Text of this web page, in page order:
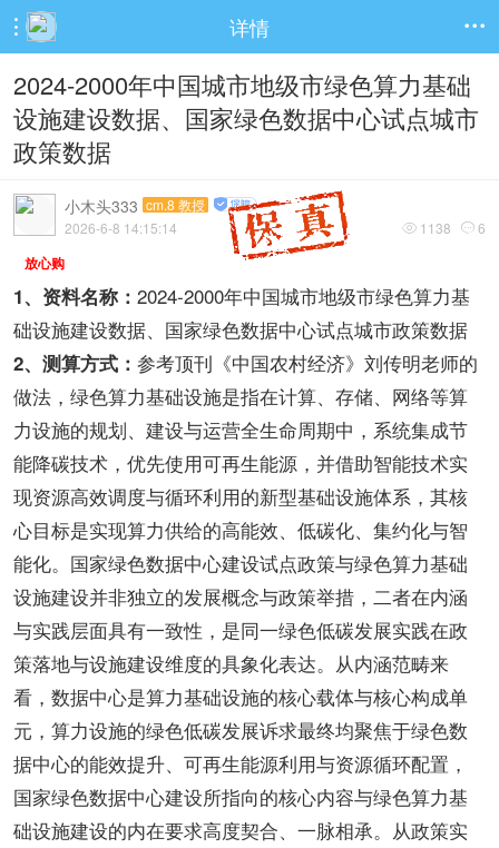
 详情 
2024-2000年中国城市地级市绿色算力基础
设施建设数据、国家绿色数据中心试点城市
政策数据
小木头333 cm.8 教授
 1138  6
2026-6-8 14:15:14
放心购
1、资料名称： 2024-2000年中国城市地级市绿色算力基
础设施建设数据、国家绿色数据中心试点城市政策数据
2、测算方式： 参考顶刊《中国农村经济》刘传明老师的
做法，绿色算力基础设施是指在计算、存储、网络等算
力设施的规划、建设与运营全生命周期中，系统集成节
能降碳技术，优先使用可再生能源，并借助智能技术实
现资源高效调度与循环利用的新型基础设施体系，其核
心目标是实现算力供给的高能效、低碳化、集约化与智
能化。国家绿色数据中心建设试点政策与绿色算力基础
设施建设并非独立的发展概念与政策举措，二者在内涵
与实践层面具有一致性，是同一绿色低碳发展实践在政
策落地与设施建设维度的具象化表达。从内涵范畴来
看，数据中心是算力基础设施的核心载体与核心构成单
元，算力设施的绿色低碳发展诉求最终均聚焦于绿色数
据中心的能效提升、可再生能源利用与资源循环配置，
国家绿色数据中心建设所指向的核心内容与绿色算力基
础设施建设的内在要求高度契合、一脉相承。从政策实